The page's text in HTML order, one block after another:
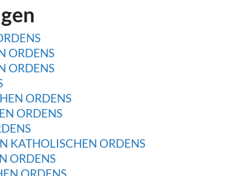
ORDENS
ORDENS
ORDENS
ORDENS
KATHOLISCHEN ORDENS
ORDENS